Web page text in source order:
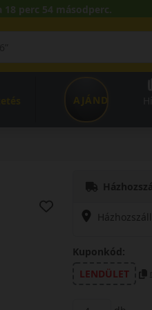
18 perc 53 másodperc.
Kuponkód:
LENDÜLET